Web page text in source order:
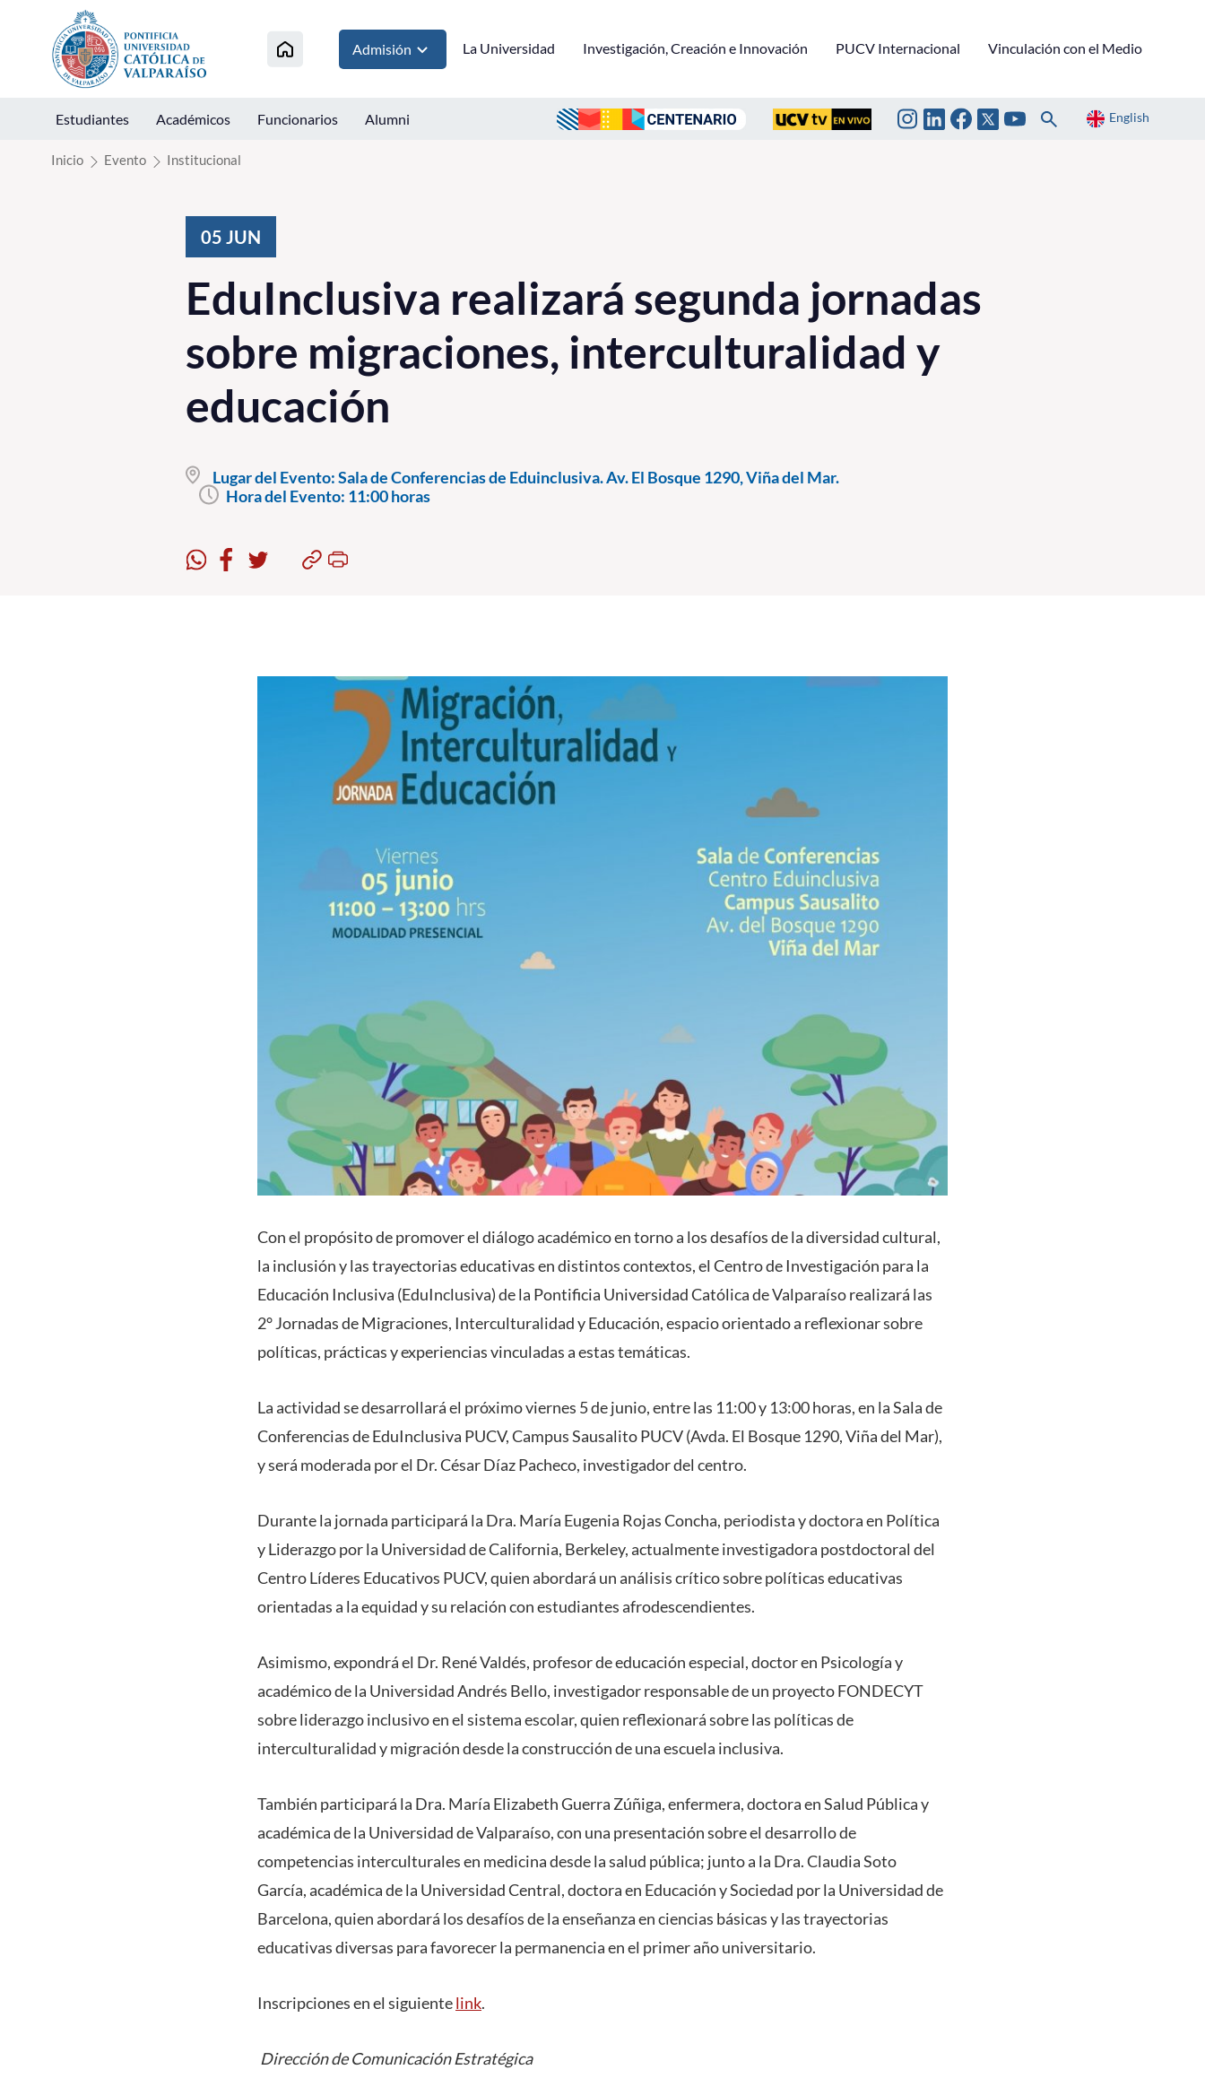
Click acá para ir directamente al contenido
Admisión La Universidad Investigación, Creación e Innovación PUCV Internacional Vinculación con el Medio
Estudiantes Académicos Funcionarios Alumni English
Inicio Evento Institucional
05 JUN
EduInclusiva realizará segunda jornadas
sobre migraciones, interculturalidad y
educación
Lugar del Evento:Sala de Conferencias de Eduinclusiva. Av. El Bosque 1290, Viña del Mar.
Hora del Evento: 11:00 horas
Con el propósito de promover el diálogo académico en torno a los desafíos de la diversidad cultural,
la inclusión y las trayectorias educativas en distintos contextos, el Centro de Investigación para la
Educación Inclusiva (EduInclusiva) de la Pontificia Universidad Católica de Valparaíso realizará las
2° Jornadas de Migraciones, Interculturalidad y Educación, espacio orientado a reflexionar sobre
políticas, prácticas y experiencias vinculadas a estas temáticas.
La actividad se desarrollará el próximo viernes 5 de junio, entre las 11:00 y 13:00 horas, en la Sala de
Conferencias de EduInclusiva PUCV, Campus Sausalito PUCV (Avda. El Bosque 1290, Viña del Mar),
y será moderada por el Dr. César Díaz Pacheco, investigador del centro.
Durante la jornada participará la Dra. María Eugenia Rojas Concha, periodista y doctora en Política
y Liderazgo por la Universidad de California, Berkeley, actualmente investigadora postdoctoral del
Centro Líderes Educativos PUCV, quien abordará un análisis crítico sobre políticas educativas
orientadas a la equidad y su relación con estudiantes afrodescendientes.
Asimismo, expondrá el Dr. René Valdés, profesor de educación especial, doctor en Psicología y
académico de la Universidad Andrés Bello, investigador responsable de un proyecto FONDECYT
sobre liderazgo inclusivo en el sistema escolar, quien reflexionará sobre las políticas de
interculturalidad y migración desde la construcción de una escuela inclusiva.
También participará la Dra. María Elizabeth Guerra Zúñiga, enfermera, doctora en Salud Pública y
académica de la Universidad de Valparaíso, con una presentación sobre el desarrollo de
competencias interculturales en medicina desde la salud pública; junto a la Dra. Claudia Soto
García, académica de la Universidad Central, doctora en Educación y Sociedad por la Universidad de
Barcelona, quien abordará los desafíos de la enseñanza en ciencias básicas y las trayectorias
educativas diversas para favorecer la permanencia en el primer año universitario.
Inscripciones en el siguientelink.
Dirección de Comunicación Estratégica